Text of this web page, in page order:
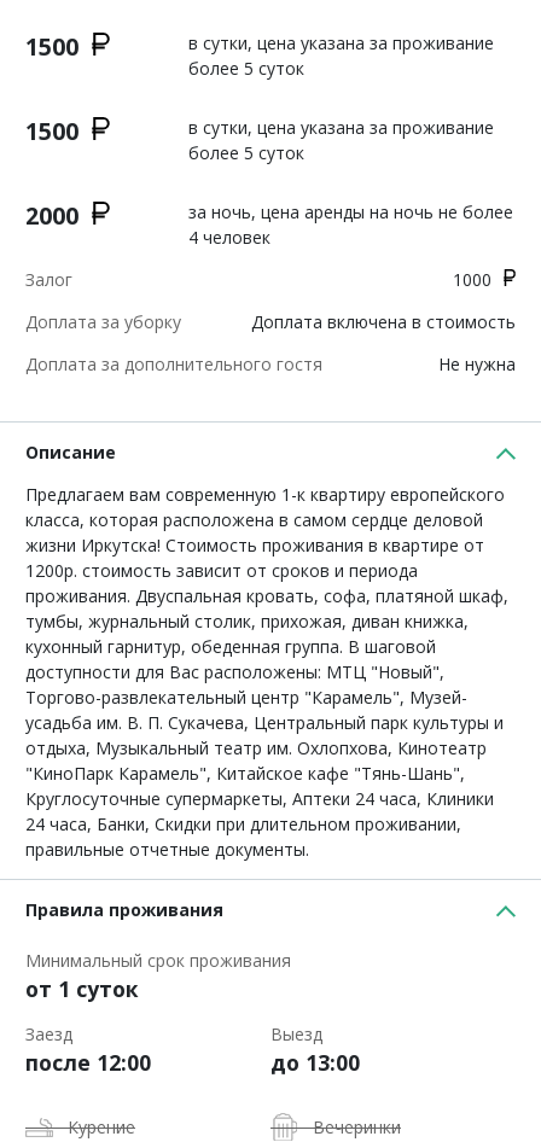
1500
в сутки, цена указана за проживание
более 5 суток
1500
в сутки, цена указана за проживание
более 5 суток
2000
за ночь, цена аренды на ночь не более
4 человек
Залог
1000
Доплата за уборку
Доплата включена в стоимость
Доплата за дополнительного гостя
Не нужна
Описание
Предлагаем вам современную 1-к квартиру европейского
класса, которая расположена в самом сердце деловой
жизни Иркутска! Стоимость проживания в квартире от
1200р. стоимость зависит от сроков и периода
проживания. Двуспальная кровать, софа, платяной шкаф,
тумбы, журнальный столик, прихожая, диван книжка,
кухонный гарнитур, обеденная группа. В шаговой
доступности для Вас расположены: МТЦ "Новый",
Торгово-развлекательный центр "Карамель", Музей-
усадьба им. В. П. Сукачева, Центральный парк культуры и
отдыха, Музыкальный театр им. Охлопхова, Кинотеатр
"КиноПарк Карамель", Китайское кафе "Тянь-Шань",
Круглосуточные супермаркеты, Аптеки 24 часа, Клиники
24 часа, Банки, Скидки при длительном проживании,
правильные отчетные документы.
Правила проживания
Минимальный срок проживания
от 1 суток
Заезд
после 12:00
Выезд
до 13:00
Курение Вечеринки